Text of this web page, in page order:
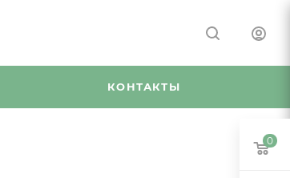
КОНТАКТЫ
0